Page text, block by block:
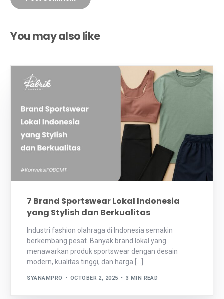
You may also like
7 Brand Sportswear Lokal Indonesia
yang Stylish dan Berkualitas
Industri fashion olahraga di Indonesia semakin
berkembang pesat. Banyak brand lokal yang
menawarkan produk sportswear dengan desain
modern, kualitas tinggi, dan harga […]
SYANAMPRO OCTOBER 2, 2025 3 MIN READ